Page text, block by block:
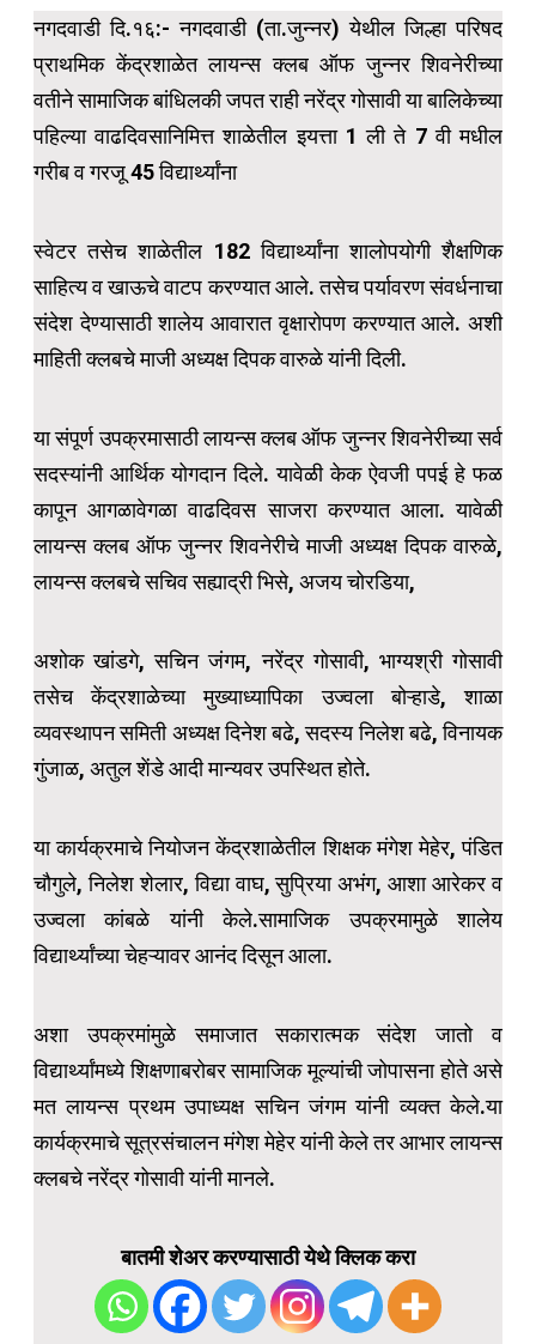
नगदवाडी दि.१६:- नगदवाडी (ता.जुन्नर) येथील जिल्हा परिषद
प्राथमिक केंद्रशाळेत लायन्स क्लब ऑफ जुन्नर शिवनेरीच्या
वतीने सामाजिक बांधिलकी जपत राही नरेंद्र गोसावी या बालिकेच्या
पहिल्या वाढदिवसानिमित्त शाळेतील इयत्ता 1 ली ते 7 वी मधील
गरीब व गरजू 45 विद्यार्थ्यांना
स्वेटर तसेच शाळेतील 182 विद्यार्थ्यांना शालोपयोगी शैक्षणिक
साहित्य व खाऊचे वाटप करण्यात आले. तसेच पर्यावरण संवर्धनाचा
संदेश देण्यासाठी शालेय आवारात वृक्षारोपण करण्यात आले. अशी
माहिती क्लबचे माजी अध्यक्ष दिपक वारुळे यांनी दिली.
या संपूर्ण उपक्रमासाठी लायन्स क्लब ऑफ जुन्नर शिवनेरीच्या सर्व
सदस्यांनी आर्थिक योगदान दिले. यावेळी केक ऐवजी पपई हे फळ
कापून आगळावेगळा वाढदिवस साजरा करण्यात आला. यावेळी
लायन्स क्लब ऑफ जुन्नर शिवनेरीचे माजी अध्यक्ष दिपक वारुळे,
लायन्स क्लबचे सचिव सह्याद्री भिसे, अजय चोरडिया,
अशोक खांडगे, सचिन जंगम, नरेंद्र गोसावी, भाग्यश्री गोसावी
तसेच केंद्रशाळेच्या मुख्याध्यापिका उज्वला बोऱ्हाडे, शाळा
व्यवस्थापन समिती अध्यक्ष दिनेश बढे, सदस्य निलेश बढे, विनायक
गुंजाळ, अतुल शेंडे आदी मान्यवर उपस्थित होते.
या कार्यक्रमाचे नियोजन केंद्रशाळेतील शिक्षक मंगेश मेहेर, पंडित
चौगुले, निलेश शेलार, विद्या वाघ, सुप्रिया अभंग, आशा आरेकर व
उज्वला कांबळे यांनी केले.सामाजिक उपक्रमामुळे शालेय
विद्यार्थ्यांच्या चेहऱ्यावर आनंद दिसून आला.
अशा उपक्रमांमुळे समाजात सकारात्मक संदेश जातो व
विद्यार्थ्यांमध्ये शिक्षणाबरोबर सामाजिक मूल्यांची जोपासना होते असे
मत लायन्स प्रथम उपाध्यक्ष सचिन जंगम यांनी व्यक्त केले.या
कार्यक्रमाचे सूत्रसंचालन मंगेश मेहेर यांनी केले तर आभार लायन्स
क्लबचे नरेंद्र गोसावी यांनी मानले.
बातमी शेअर करण्यासाठी येथे क्लिक करा